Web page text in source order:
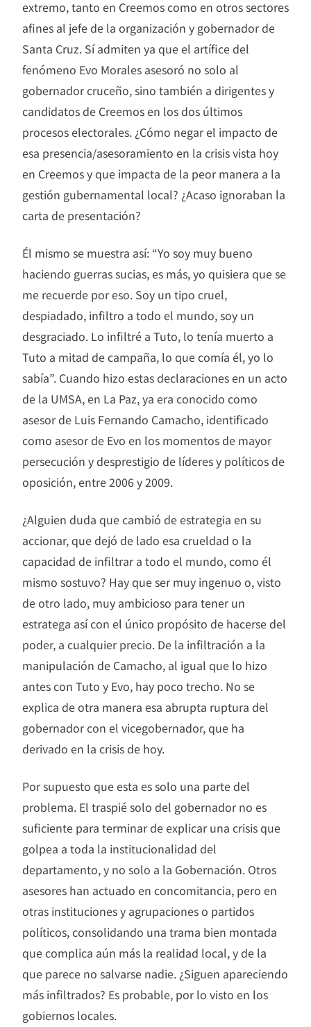
extremo, tanto en Creemos como en otros sectores
afines al jefe de la organización y gobernador de
Santa Cruz. Sí admiten ya que el artífice del
fenómeno Evo Morales asesoró no solo al
gobernador cruceño, sino también a dirigentes y
candidatos de Creemos en los dos últimos
procesos electorales. ¿Cómo negar el impacto de
esa presencia/asesoramiento en la crisis vista hoy
en Creemos y que impacta de la peor manera a la
gestión gubernamental local? ¿Acaso ignoraban la
carta de presentación?
Él mismo se muestra así: “Yo soy muy bueno
haciendo guerras sucias, es más, yo quisiera que se
me recuerde por eso. Soy un tipo cruel,
despiadado, infiltro a todo el mundo, soy un
desgraciado. Lo infiltré a Tuto, lo tenía muerto a
Tuto a mitad de campaña, lo que comía él, yo lo
sabía”. Cuando hizo estas declaraciones en un acto
de la UMSA, en La Paz, ya era conocido como
asesor de Luis Fernando Camacho, identificado
como asesor de Evo en los momentos de mayor
persecución y desprestigio de líderes y políticos de
oposición, entre 2006 y 2009.
¿Alguien duda que cambió de estrategia en su
accionar, que dejó de lado esa crueldad o la
capacidad de infiltrar a todo el mundo, como él
mismo sostuvo? Hay que ser muy ingenuo o, visto
de otro lado, muy ambicioso para tener un
estratega así con el único propósito de hacerse del
poder, a cualquier precio. De la infiltración a la
manipulación de Camacho, al igual que lo hizo
antes con Tuto y Evo, hay poco trecho. No se
explica de otra manera esa abrupta ruptura del
gobernador con el vicegobernador, que ha
derivado en la crisis de hoy.
Por supuesto que esta es solo una parte del
problema. El traspié solo del gobernador no es
suficiente para terminar de explicar una crisis que
golpea a toda la institucionalidad del
departamento, y no solo a la Gobernación. Otros
asesores han actuado en concomitancia, pero en
otras instituciones y agrupaciones o partidos
políticos, consolidando una trama bien montada
que complica aún más la realidad local, y de la
que parece no salvarse nadie. ¿Siguen apareciendo
más infiltrados? Es probable, por lo visto en los
gobiernos locales.